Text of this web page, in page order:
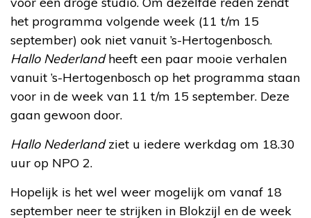
het programma volgende week (11 t/m 15
september) ook niet vanuit ’s-Hertogenbosch.
Hallo Nederlandheeft een paar mooie verhalen
vanuit ’s-Hertogenbosch op het programma staan
voor in de week van 11 t/m 15 september. Deze
gaan gewoon door.
Hallo Nederlandziet u iedere werkdag om 18.30
uur op NPO 2.
Hopelijk is het wel weer mogelijk om vanaf 18
september neer te strijken in Blokzijl en de week